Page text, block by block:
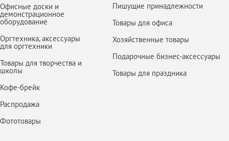
Офисные доски и
демонстрационное
оборудование
Оргтехника, аксессуары
для оргтехники
Товары для творчества и
школы
Кофе-брейк
Распродажа
Фототовары
Пишущие принадлежности
Товары для офиса
Хозяйственные товары
Подарочные бизнес-аксессуары
Товары для праздника